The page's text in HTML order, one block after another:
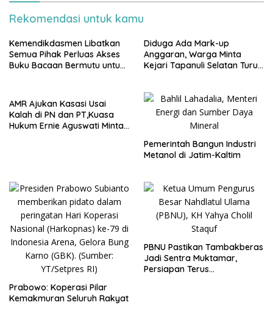
Rekomendasi untuk kamu
Kemendikdasmen Libatkan
Semua Pihak Perluas Akses
Buku Bacaan Bermutu untuk
Diduga Ada Mark-up
Anggaran, Warga Minta
Kejari Tapanuli Selatan Turun
AMR Ajukan Kasasi Usai
Kalah di PN dan PT,Kuasa
Hukum Ernie Aguswati Minta
Pemerintah Bangun Industri
Metanol di Jatim-Kaltim
Prabowo: Koperasi Pilar
Kemakmuran Seluruh Rakyat
PBNU Pastikan Tambakberas
Jadi Sentra Muktamar,
Persiapan Terus